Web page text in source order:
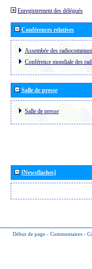
Enregistrement des délégués
Conférences relatives
Assembée des
Conférence mondiale des
Salle de presse
Salle de presse
[Newsflashes]
Début de page - Commentaires -